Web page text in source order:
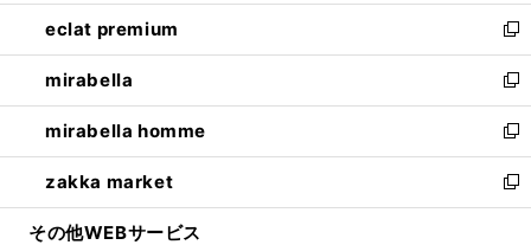
く
ウ
で
開
く
ン
ド
ウ
で
開
く
ウ
ィ
ン
ド
ウ
で
開
く
し
い
ウ
ィ
ン
ド
ウ
で
開
eclat premium
新
し
い
ウ
ィ
ン
ド
ウ
mirabella
新
し
い
ウ
ィ
ン
mirabella homme
新
し
い
ウ
zakka market
新
し
その他WEBサービス